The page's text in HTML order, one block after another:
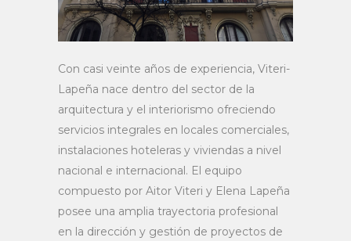
Con casi veinte años de experiencia, Viteri-
Lapeña nace dentro del sector de la
arquitectura y el interiorismo ofreciendo
servicios integrales en locales comerciales,
instalaciones hoteleras y viviendas a nivel
nacional e internacional. El equipo
compuesto por Aitor Viteri y Elena Lapeña
posee una amplia trayectoria profesional
en la dirección y gestión de proyectos de